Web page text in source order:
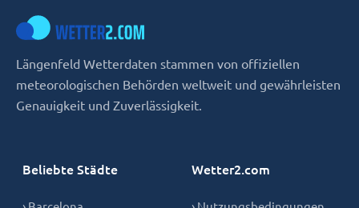
Längenfeld Wetterdaten stammen von offiziellen
meteorologischen Behörden weltweit und gewährleisten
Genauigkeit und Zuverlässigkeit.
Beliebte Städte Wetter2.com